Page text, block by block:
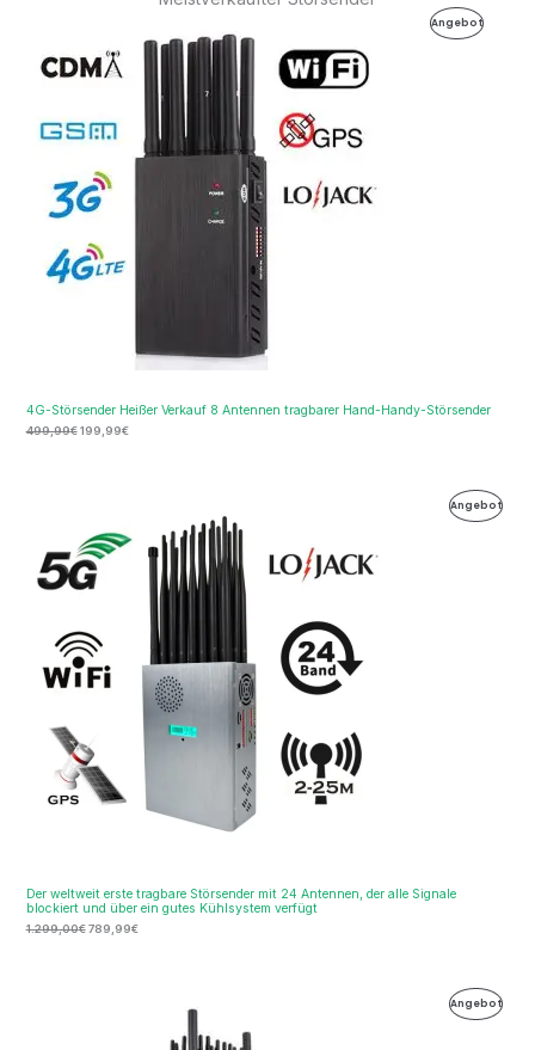
AngebotProdukt
4G-Störsender Heißer Verkauf 8 Antennen tragbarer Hand-Handy-Störsender
499,99€
499,99€
199,99€
ist:
Angebot
Der weltweit erste tragbare Störsender mit 24 Antennen, der alle Signale
blockiert und über ein gutes Kühlsystem verfügt
1.299,00€
war:
1.299,00€
789,99€
789,99€.
Angebot
1.099,99€.